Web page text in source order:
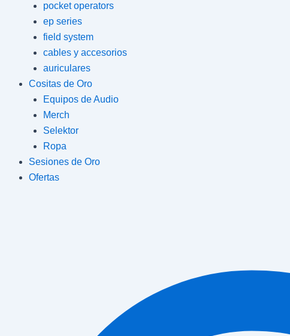
pocket operators
ep series
field system
cables y accesorios
auriculares
Cositas de Oro
Equipos de Audio
Merch
Selektor
Ropa
Sesiones de Oro
Ofertas